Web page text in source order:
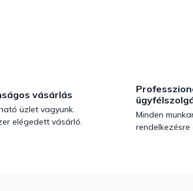
vásárlás
üzlet vagyunk.
elégedett vásárló.
Minden
rendelkezésre